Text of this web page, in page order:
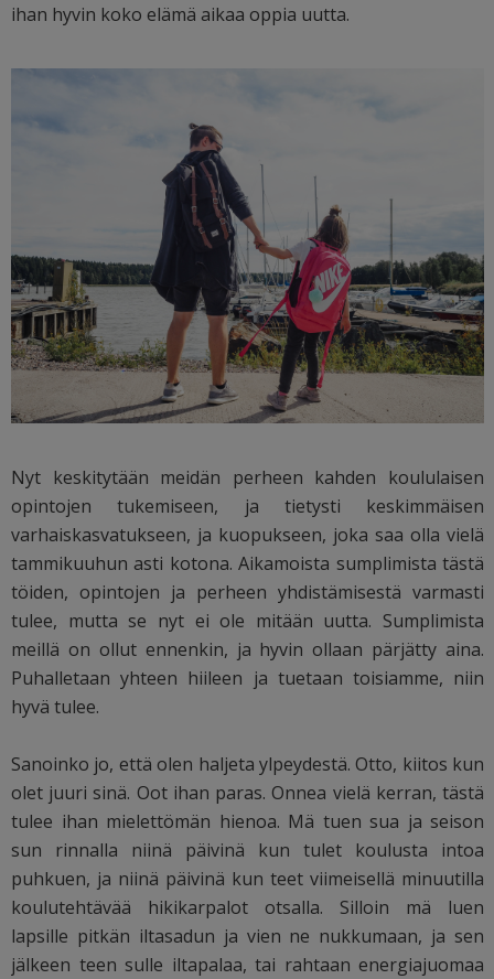
ihan hyvin koko elämä aikaa oppia uutta.
Nyt keskitytään meidän perheen kahden koululaisen
opintojen tukemiseen, ja tietysti keskimmäisen
varhaiskasvatukseen, ja kuopukseen, joka saa olla vielä
tammikuuhun asti kotona. Aikamoista sumplimista tästä
töiden, opintojen ja perheen yhdistämisestä varmasti
tulee, mutta se nyt ei ole mitään uutta. Sumplimista
meillä on ollut ennenkin, ja hyvin ollaan pärjätty aina.
Puhalletaan yhteen hiileen ja tuetaan toisiamme, niin
hyvä tulee.
Sanoinko jo, että olen haljeta ylpeydestä. Otto, kiitos kun
olet juuri sinä. Oot ihan paras. Onnea vielä kerran, tästä
tulee ihan mielettömän hienoa. Mä tuen sua ja seison
sun rinnalla niinä päivinä kun tulet koulusta intoa
puhkuen, ja niinä päivinä kun teet viimeisellä minuutilla
koulutehtävää hikikarpalot otsalla. Silloin mä luen
lapsille pitkän iltasadun ja vien ne nukkumaan, ja sen
jälkeen teen sulle iltapalaa, tai rahtaan energiajuomaa